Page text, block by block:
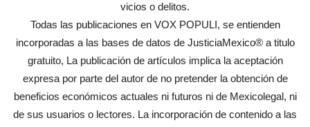
vicios o delitos.
Todas las publicaciones en VOX POPULI, se entienden
incorporadas a las bases de datos de JusticiaMexico® a titulo
gratuito, La publicación de artículos implica la aceptación
expresa por parte del autor de no pretender la obtención de
beneficios económicos actuales ni futuros ni de Mexicolegal, ni
de sus usuarios o lectores. La incorporación de contenido a las